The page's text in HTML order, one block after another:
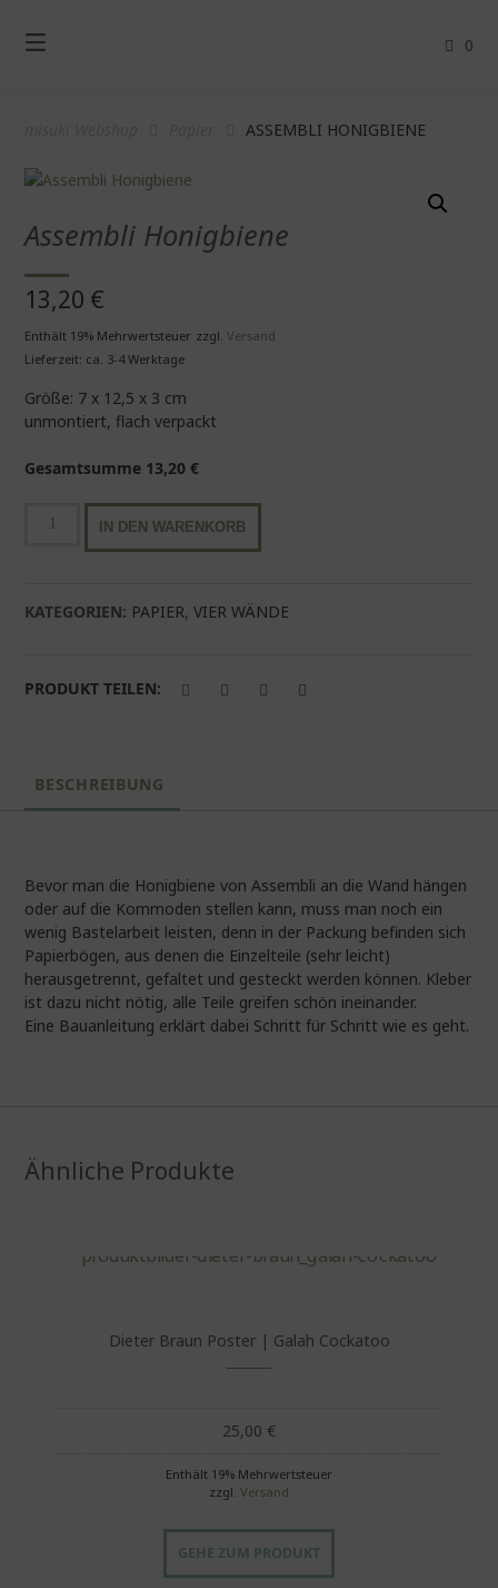
zum
Inhalt
0
ASSEMBLI HONIGBIENE
Assembli Honigbiene
13,20 €
Enthält 19% Mehrwertsteuer zzgl.Versand
Lieferzeit: ca. 3-4 Werktage
Größe: 7 x 12,5 x 3 cm
unmontiert, flach verpackt
Gesamtsumme 13,20€
Assembli
HonigbieneIN DEN WARENKORB
KATEGORIEN: PAPIER,VIER WÄNDE
PRODUKT TEILEN:
BESCHREIBUNG
Bevor man die Honigbiene von Assembli an die Wand hängen
oder auf die Kommoden stellen kann, muss man noch ein
wenig Bastelarbeit leisten, denn in der Packung befinden sich
Papierbögen, aus denen die Einzelteile (sehr leicht)
herausgetrennt, gefaltet und gesteckt werden können. Kleber
ist dazu nicht nötig, alle Teile greifen schön ineinander.
Eine Bauanleitung erklärt dabei Schritt für Schritt wie es geht.
Ähnliche Produkte
Dieter Braun Poster | Galah Cockatoo
25,00 €
Enthält 19% Mehrwertsteuer
zzgl.Versand
GEHE ZUM PRODUKT